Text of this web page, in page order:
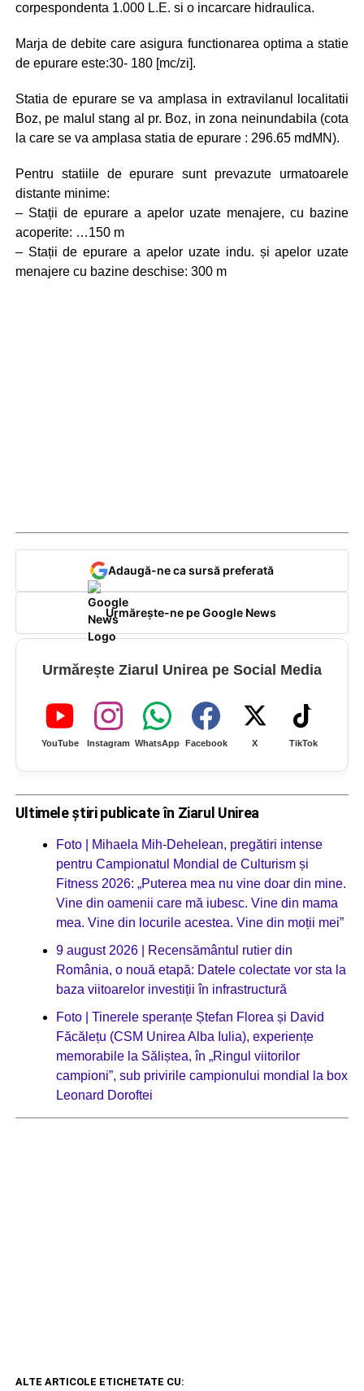
corpespondenta 1.000 L.E. si o incarcare hidraulica.
Marja de debite care asigura functionarea optima a statie
de epurare este:30- 180 [mc/zi].
Statia de epurare se va amplasa in extravilanul localitatii
Boz, pe malul stang al pr. Boz, in zona neinundabila (cota
la care se va amplasa statia de epurare : 296.65 mdMN).
Pentru statiile de epurare sunt prevazute urmatoarele
distante minime:
– Stații de epurare a apelor uzate menajere, cu bazine
acoperite: …150 m
– Stații de epurare a apelor uzate indu. și apelor uzate
menajere cu bazine deschise: 300 m
Adaugă-ne ca sursă preferată
Urmărește-ne pe Google News
Urmărește Ziarul Unirea pe Social Media
YouTube Instagram WhatsApp Facebook X TikTok
Ultimele știri publicate în Ziarul Unirea
Foto | Mihaela Mih-Dehelean, pregătiri intense
pentru Campionatul Mondial de Culturism și
Fitness 2026: „Puterea mea nu vine doar din mine.
Vine din oamenii care mă iubesc. Vine din mama
mea. Vine din locurile acestea. Vine din moții mei”
9 august 2026 | Recensământul rutier din
România, o nouă etapă: Datele colectate vor sta la
baza viitoarelor investiții în infrastructură
Foto | Tinerele speranțe Ștefan Florea și David
Făcălețu (CSM Unirea Alba Iulia), experiențe
memorabile la Săliștea, în „Ringul viitorilor
campioni”, sub privirile campionului mondial la box
Leonard Doroftei
ALTE ARTICOLE ETICHETATE CU: